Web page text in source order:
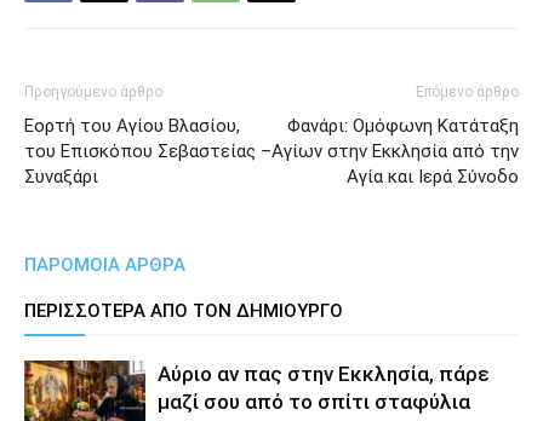
Προηγούμενο άρθρο
Εορτή του Αγίου Βλασίου,
του Επισκόπου Σεβαστείας –
Συναξάρι
Επόμενο άρθρο
Φανάρι: Ομόφωνη Κατάταξη
Αγίων στην Εκκλησία από την
Αγία και Ιερά Σύνοδο
ΠΑΡΟΜΟΙΑ ΑΡΘΡΑ
ΠΕΡΙΣΣΟΤΕΡΑ ΑΠΟ ΤΟΝ ΔΗΜΙΟΥΡΓΟ
Αύριο αν πας στην Εκκλησία, πάρε
μαζί σου από το σπίτι σταφύλια